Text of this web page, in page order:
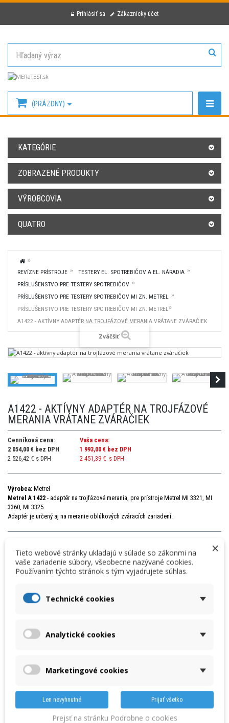
Prihlásiť sa Zákaznícky účet
(PRÁZDNY)
KATEGÓRIE
ZOBRAZENÉ PRODUKTY
VÝROBCOVIA
QUATRO
REVÍZNE PRÍSTROJE
TESTERY EL. SPOTREBIČOV A EL. NÁRADIA
PRÍSLUŠENSTVO PRE TESTERY SPOTREBIČOV
PRÍSLUŠENSTVO PRE TESTERY SPOTREBIČOV MI ZN. METREL
PRÍSLUŠENSTVO PRE TESTERY SPOTREBIČOV MI ZN. METREL
A1422 - AKTÍVNY ADAPTÉR NA TROJFÁZOVÉ MERANIA VRÁTANE ZVÁRAČIEK
Zväčšiť
A1422 - AKTÍVNY ADAPTÉR NA TROJFÁZOVÉ
MERANIA VRÁTANE ZVÁRAČIEK
Cenníková cena:
2 054,00 € bez DPH
2 526,42 € s DPH
Vaša cena:
1 993,00 € bez DPH
2 451,39 € s DPH
Výrobca: Metrel
Metrel A 1422 - adaptér na trojfázové merania, pre prístroje Metrel MI 3321, MI
3360, MI 3325.
Adaptér je určený aj na meranie oblúkových zváracích zariadení.
Množstvo
DETAILY PREVZIAŤ
Metrel A1422 – Aktívny 3-fázový adaptér pre
meranie zváračiek a trojfázových zariadení
Profesionálnyaktívny adaptér Metrel A1422je určený pre bezpečné
a presné meranie trojfázových zariadení vrátane zváračiek. Ideálny
pre revíznych technikov, servisné firmy a výrobné prevádzky, ktoré
potrebujú spoľahlivo testovať prístroje až do 40 A.
×
Tieto webové stránky ukladajú v súlade so zákonmi na
vaše zariadenie súbory, všeobecne nazývané cookies.
Používaním týchto stránok s tým vyjadrujete súhlas.
Technické cookies
Analytické cookies
Marketingové cookies
Len nevyhnutné Prijať všetko
Prejsť na stránku Podrobne o cookies